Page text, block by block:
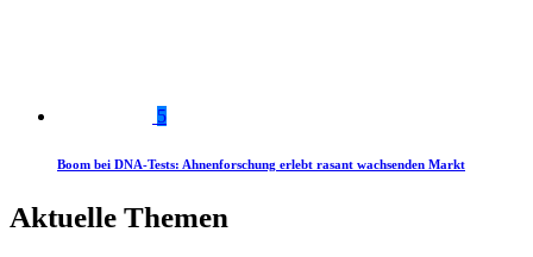
5
Boom bei DNA-Tests: Ahnenforschung erlebt rasant wachsenden Markt
Aktuelle Themen